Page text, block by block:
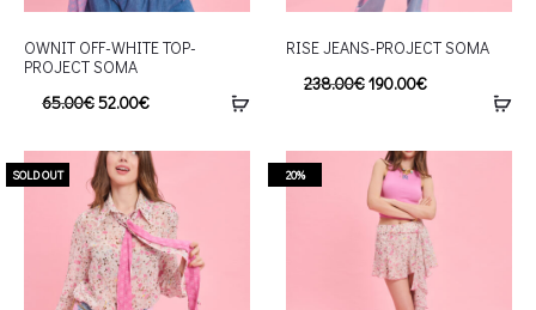
OWNIT OFF-WHITE TOP-
PROJECT SOMA
65.00€52.00€
RISE JEANS-PROJECT SOMA
238.00€190.00€
SOLD OUT 20%